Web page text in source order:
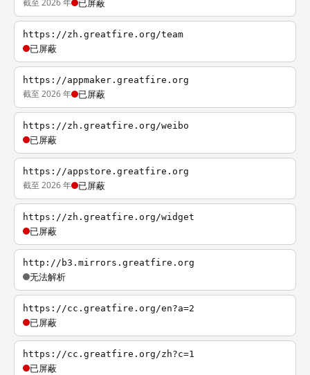
截至 2026 年 已屏蔽
https://zh.greatfire.org/team
已屏蔽
https://appmaker.greatfire.org
截至 2026 年 已屏蔽
https://zh.greatfire.org/weibo
已屏蔽
https://appstore.greatfire.org
截至 2026 年 已屏蔽
https://zh.greatfire.org/widget
已屏蔽
http://b3.mirrors.greatfire.org
无法解析
https://cc.greatfire.org/en?a=2
已屏蔽
https://cc.greatfire.org/zh?c=1
已屏蔽